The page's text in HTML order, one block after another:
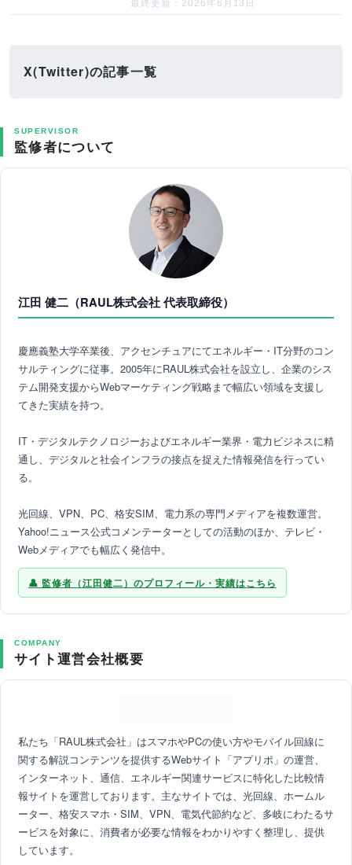
最終更新：2026年6月13日
X(Twitter)の記事一覧
SUPERVISOR
監修者について
江田 健二（RAUL株式会社 代表取締役）
慶應義塾大学卒業後、アクセンチュアにてエネルギー・IT分野のコン
サルティングに従事。2005年にRAUL株式会社を設立し、企業のシス
テム開発支援からWebマーケティング戦略まで幅広い領域を支援し
てきた実績を持つ。
IT・デジタルテクノロジーおよびエネルギー業界・電力ビジネスに精
通し、デジタルと社会インフラの接点を捉えた情報発信を行ってい
る。
光回線、VPN、PC、格安SIM、電力系の専門メディアを複数運営。
Yahoo!ニュース公式コメンテーターとしての活動のほか、テレビ・
Webメディアでも幅広く発信中。
監修者（江田健二）のプロフィール・実績はこちら
COMPANY
サイト運営会社概要
私たち「RAUL株式会社」はスマホやPCの使い方やモバイル回線に
関する解説コンテンツを提供するWebサイト「アプリポ」の運営、
インターネット、通信、エネルギー関連サービスに特化した比較情
報サイトを運営しております。主なサイトでは、光回線、ホームル
ーター、格安スマホ・SIM、VPN、電気代節約など、多岐にわたるサ
ービスを対象に、消費者が必要な情報をわかりやすく整理し、提供
しています。